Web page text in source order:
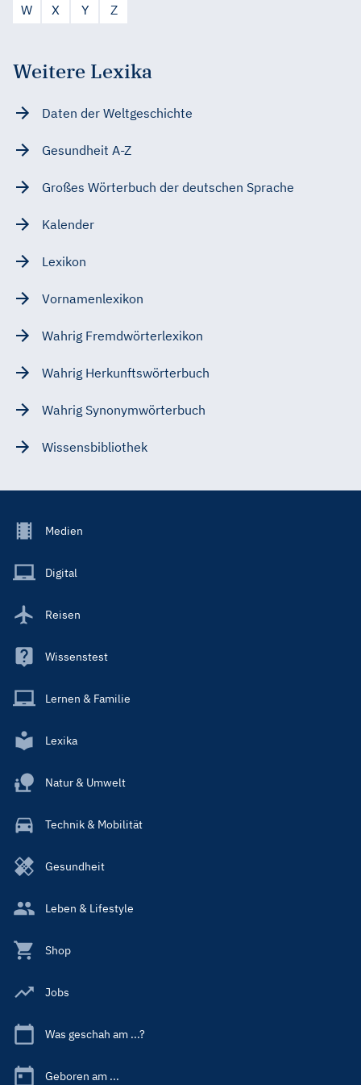
W
X Y Z
Weitere Lexika
Daten der Weltgeschichte
Gesundheit A-Z
Großes Wörterbuch der deutschen Sprache
Kalender
Lexikon
Vornamenlexikon
Wahrig Fremdwörterlexikon
Wahrig Herkunftswörterbuch
Wahrig Synonymwörterbuch
Wissensbibliothek
Footer
Main
Medien
Digital
Reisen
Wissenstest
Lernen & Familie
Lexika
Natur & Umwelt
Technik & Mobilität
Gesundheit
Leben & Lifestyle
Shop
Jobs
Was geschah am ...?
Geboren am ...